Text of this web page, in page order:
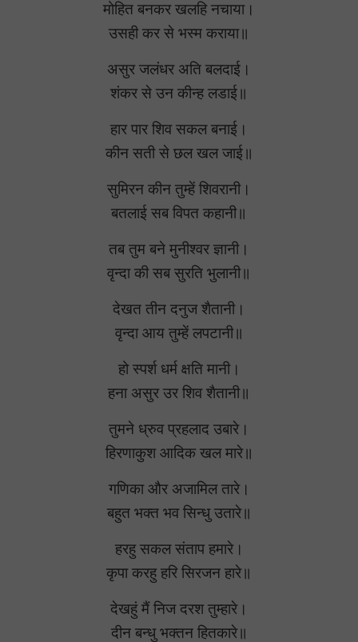
मोहित बनकर खलहि नचाया।
उसही कर से भस्म कराया॥
असुर जलंधर अति बलदाई।
शंकर से उन कीन्ह लडाई॥
हार पार शिव सकल बनाई।
कीन सती से छल खल जाई॥
सुमिरन कीन तुम्हें शिवरानी।
बतलाई सब विपत कहानी॥
तब तुम बने मुनीश्वर ज्ञानी।
वृन्दा की सब सुरति भुलानी॥
देखत तीन दनुज शैतानी।
वृन्दा आय तुम्हें लपटानी॥
हो स्पर्श धर्म क्षति मानी।
हना असुर उर शिव शैतानी॥
तुमने ध्रुव प्रहलाद उबारे।
हिरणाकुश आदिक खल मारे॥
गणिका और अजामिल तारे।
बहुत भक्त भव सिन्धु उतारे॥
हरहु सकल संताप हमारे।
कृपा करहु हरि सिरजन हारे॥
देखहुं मैं निज दरश तुम्हारे।
दीन बन्धु भक्तन हितकारे॥